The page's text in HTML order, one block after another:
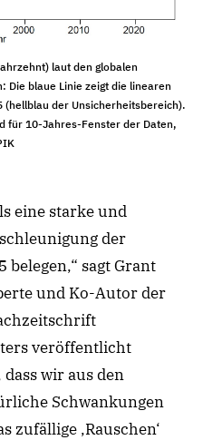
laut den globalen
Die blaue Linie zeigt die linearen
(hellblau der Unsicherheitsbereich).
für 10-Jahres-Fenster der Daten,
eine starke und
der
sagt Grant
und Ko-Autor der
veröffentlicht
wir aus den
Schwankungen
zufällige ‚Rauschen‘